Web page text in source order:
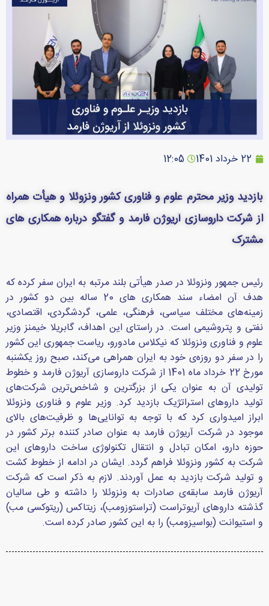
22 خرداد 1401 12:05
بازدید وزیر محترم علوم و فناوری کشور ونزوئلا و هیأت همراه
از شرکت داروسازی آریوژن فارمد و گفتگو درباره همکاری های
مشترک
رئیس جمهور ونزوئلا در صدر هیأتی بلند مرتبه به ایران سفر کرده که
هدف آن امضاء سند همکاری های 20 ساله بین دو کشور در
زمینه‌های مختلف سیاسی، فرهنگی، علمی، گردشگردی، اقتصادی،
نفتی و پتروشیمی است. در راستای این اهداف، گابریلا خیمنز وزیر
علوم و فناوری ونزوئلا که نیکلاس مادورو، ریاست جمهوری این کشور
را در سفر دو روزه‌ی خود به ایران همراهی می‌کند، صبح روز یکشنبه
مورخ 22 خرداد ماه 1401 از شرکت داروسازی آریوژن فارمد و خطوط
تولیدی آن به عنوان یکی از بزرگترین و شاخص‌ترین شرکت‌های
تولید داروهای استراتژیک بازدید کرد. وزیر علوم و فناوری ونزوئلا
ابراز امیدواری کرد که با توجه به توانایی‌ها و ظرفیت‌های بالای
موجود در شرکت آریوژن فارمد به عنوان صادر کننده برتر کشور در
حوزه دارو، امکان تبادل و انتقال تکنولوژی ساخت داروهای این
شرکت به کشور ونزوئلا فراهم گردد. ایشان در ادامه از خطوط کشت
و تولید شرکت بازدید به عمل آوردند. لازم به ذکر است که شرکت
آریوژن فارمد سابقه‌ی صادرات به ونزوئلا را داشته و طی سالیان
گذشته داروهای آریوتراست (تراستوزومب)، زیتاکس (ریتوکسی مب)
و استیوانت (بواسیزومب) را به این کشور صادر کرده است.